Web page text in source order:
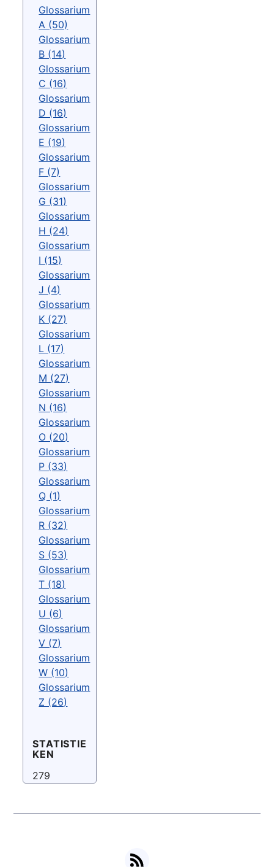
Glossarium
A (50)
Glossarium
B (14)
Glossarium
C (16)
Glossarium
D (16)
Glossarium
E (19)
Glossarium
F (7)
Glossarium
G (31)
Glossarium
H (24)
Glossarium
I (15)
Glossarium
J (4)
Glossarium
K (27)
Glossarium
L (17)
Glossarium
M (27)
Glossarium
N (16)
Glossarium
O (20)
Glossarium
P (33)
Glossarium
Q (1)
Glossarium
R (32)
Glossarium
S (53)
Glossarium
T (18)
Glossarium
U (6)
Glossarium
V (7)
Glossarium
W (10)
Glossarium
Z (26)
STATISTIE
KEN
279
RSS